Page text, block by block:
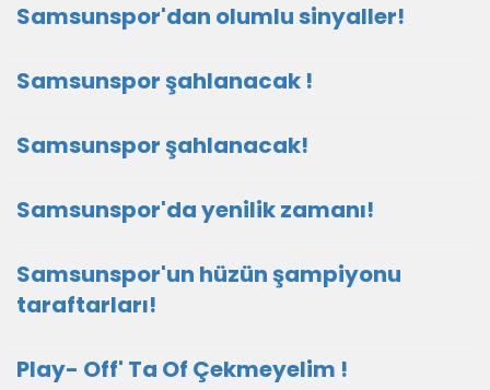
Samsunspor'dan olumlu sinyaller!
Samsunspor şahlanacak !
Samsunspor şahlanacak!
Samsunspor'da yenilik zamanı!
Samsunspor'un hüzün şampiyonu
taraftarları!
Play- Off' Ta Of Çekmeyelim !